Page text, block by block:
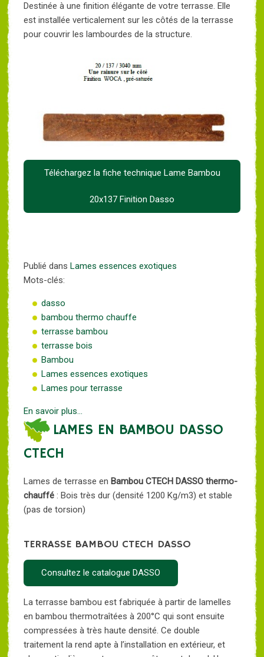
Destinée à une finition élégante de votre terrasse. Elle
est installée verticalement sur les côtés de la terrasse
pour couvrir les lambourdes de la structure.
Téléchargez la fiche technique Lame Bambou
20x137 Finition Dasso
Publié dans Lames essences exotiques
Mots-clés:
dasso
bambou thermo chauffe
terrasse bambou
terrasse bois
Bambou
Lames essences exotiques
Lames pour terrasse
En savoir plus...
LAMES EN BAMBOU DASSO
CTECH
Lames de terrasse en Bambou CTECH DASSO thermo-
chauffé : Bois très dur (densité 1200 Kg/m3) et stable
(pas de torsion)
TERRASSE BAMBOU CTECH DASSO
Consultez le catalogue DASSO
La terrasse bambou est fabriquée à partir de lamelles
en bambou thermotraîtées à 200°C qui sont ensuite
compressées à très haute densité. Ce double
traitement la rend apte à l’installation en extérieur, et